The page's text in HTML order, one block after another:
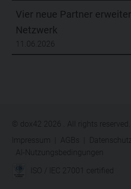
Vier neue Partner
Netzwerk
11.06.2026
© dox42 2026
. All rights reserved.
Impressum
AGBs
AI-Nutzungsbedingungen
ISO / IEC 27001 certified